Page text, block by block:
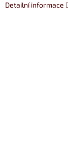
Detailní informace